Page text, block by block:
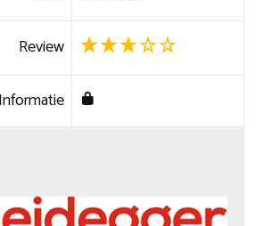
Review
Informatie